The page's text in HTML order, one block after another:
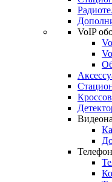
VoIP